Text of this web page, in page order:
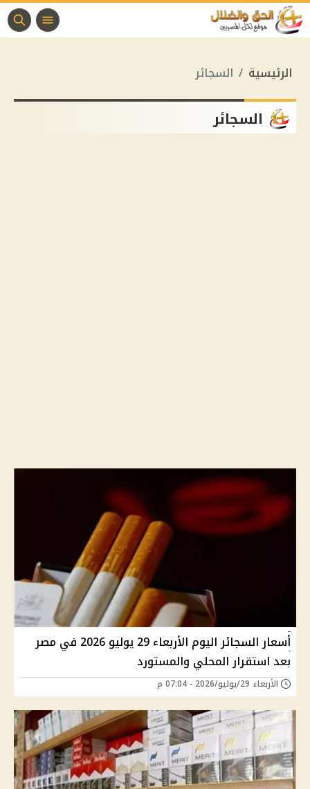
الرئيسية السجائر
السجائر
أسعار السجائر اليوم الأربعاء 29 يوليو 2026 في مصر
بعد استقرار المحلي والمستورد
الأربعاء 29/يوليو/2026 - 07:04 م